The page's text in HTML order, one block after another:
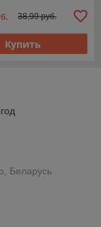
38,99 руб.
Купить
Беларусь